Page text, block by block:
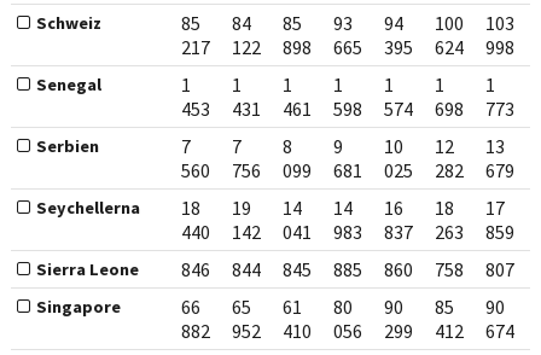
Schweiz
85
217
84
122
85
898
93
665
94
395
100
624
103
998
Senegal
1
453
1
431
1
461
1
598
1
574
1
698
1
773
Serbien
7
560
7
756
8
099
9
681
10
025
12
282
13
679
Seychellerna
18
440
19
142
14
041
14
983
16
837
18
263
17
859
Sierra Leone 846 844 845 885 860 758 807
Singapore
66
882
65
952
61
410
80
056
90
299
85
412
90
674